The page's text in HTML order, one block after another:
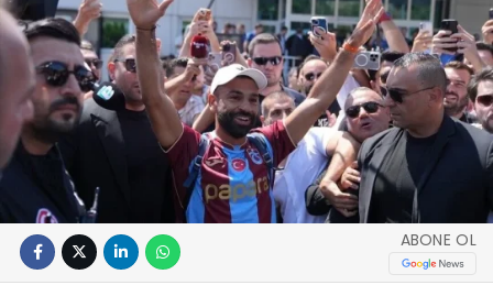
ABONE OL